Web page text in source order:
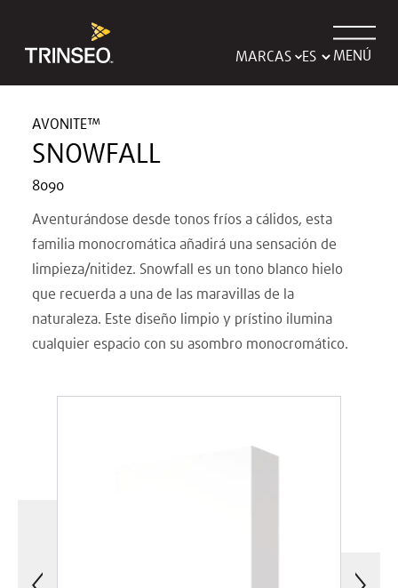
MARCAS MENÚ
AVONITE™
SNOWFALL
8090
Aventurándose desde tonos fríos a cálidos, esta
familia monocromática añadirá una sensación de
limpieza/nitidez. Snowfall es un tono blanco hielo
que recuerda a una de las maravillas de la
naturaleza. Este diseño limpio y prístino ilumina
cualquier espacio con su asombro monocromático.